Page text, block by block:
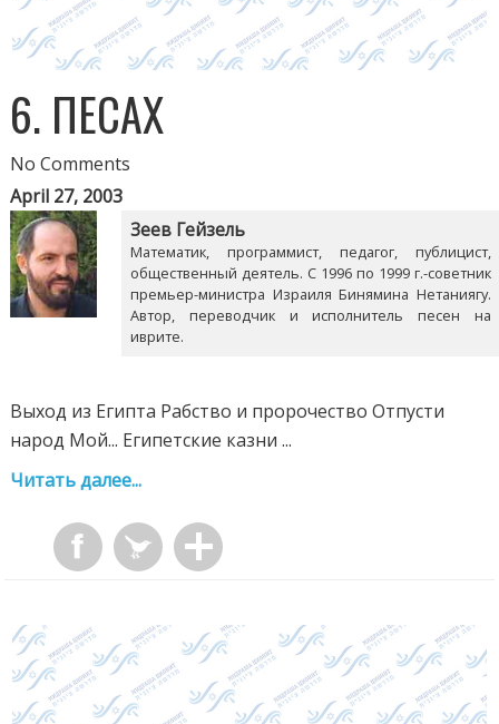
6. ПЕСАХ
No Comments
April 27, 2003
Зеев Гейзель
Математик, программист, педагог, публицист,
общественный деятель. С 1996 по 1999 г.-советник
премьер-министра Израиля Бинямина Нетаниягу.
Автор, переводчик и исполнитель песен на
иврите.
Выход из Египта Рабство и пророчество Отпусти
народ Мой... Египетские казни ...
Читать далее...